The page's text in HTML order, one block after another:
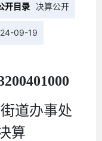
开目录 决算公开
09-19
道办事处
算